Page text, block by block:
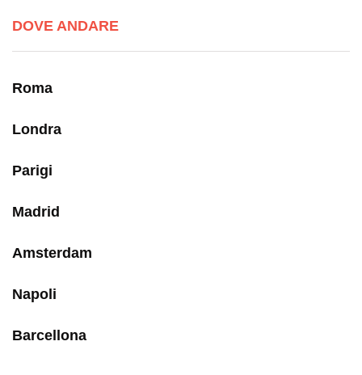
DOVE ANDARE
Roma
Londra
Parigi
Madrid
Amsterdam
Napoli
Barcellona